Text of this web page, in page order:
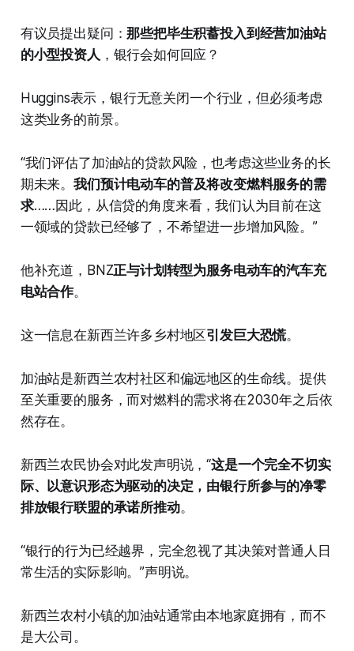
有议员提出疑问：那些把毕生积蓄投入到经营加油站
的小型投资人 ，银行会如何回应？
Huggins表示，银行无意关闭一个行业，但必须考虑
这类业务的前景。
“我们评估了加油站的贷款风险，也考虑这些业务的长
期未来。我们预计电动车的普及将改变燃料服务的需
求……因此，从信贷的角度来看，我们认为目前在这
一领域的贷款已经够了，不希望进一步增加风险。”
他补充道，BNZ正与计划转型为服务电动车的汽车充
电站合作。
这一信息在新西兰许多乡村地区引发巨大恐慌。
加油站是新西兰农村社区和偏远地区的生命线。提供
至关重要的服务，而对燃料的需求将在2030年之后依
然存在。
新西兰农民协会对此发声明说，“这是一个完全不切实
际、以意识形态为驱动的决定，由银行所参与的净零
排放银行联盟的承诺所推动。
“银行的行为已经越界，完全忽视了其决策对普通人日
常生活的实际影响。”声明说。
新西兰农村小镇的加油站通常由本地家庭拥有，而不
是大公司。